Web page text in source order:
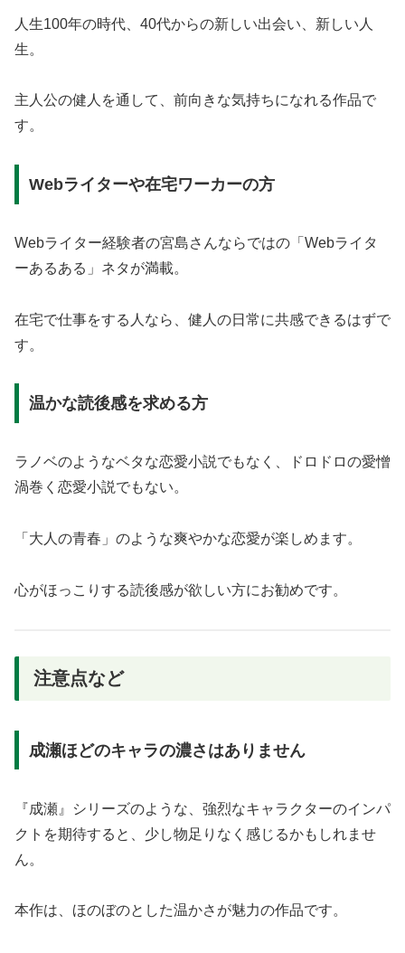
人生100年の時代、40代からの新しい出会い、新しい人
生。
主人公の健人を通して、前向きな気持ちになれる作品で
す。
Webライターや在宅ワーカーの方
Webライター経験者の宮島さんならではの「Webライタ
ーあるある」ネタが満載。
在宅で仕事をする人なら、健人の日常に共感できるはずで
す。
温かな読後感を求める方
ラノベのようなベタな恋愛小説でもなく、ドロドロの愛憎
渦巻く恋愛小説でもない。
「大人の青春」のような爽やかな恋愛が楽しめます。
心がほっこりする読後感が欲しい方にお勧めです。
注意点など
成瀬ほどのキャラの濃さはありません
『成瀬』シリーズのような、強烈なキャラクターのインパ
クトを期待すると、少し物足りなく感じるかもしれませ
ん。
本作は、ほのぼのとした温かさが魅力の作品です。